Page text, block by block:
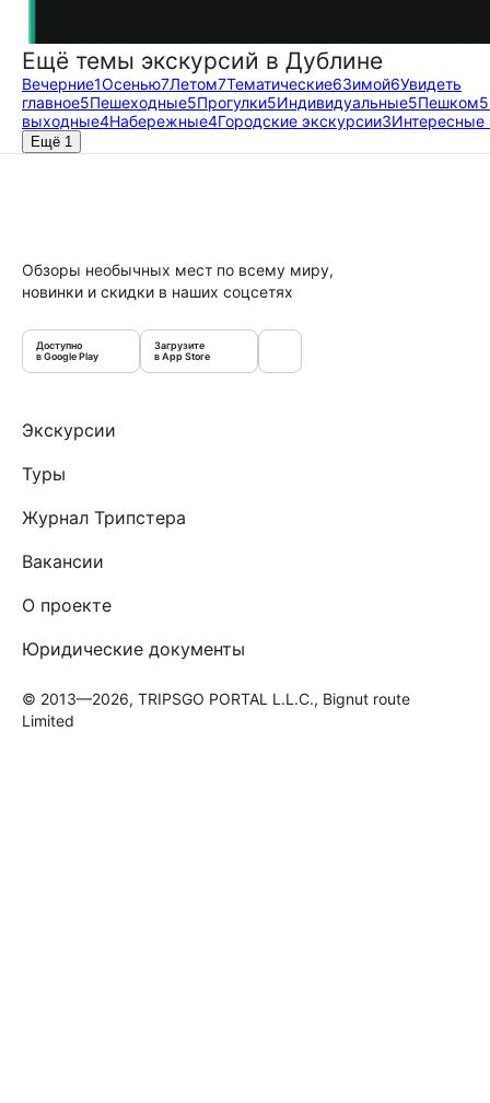
Ещё темы экскурсий в Дублине
Вечерние1Осенью7Летом7Тематические6Зимой6Увидеть
главное5Пешеходные5Прогулки5Индивидуальные5Пешком5
выходные4Набережные4Городские экскурсии3Интересные
Ещё 1
Обзоры необычных мест по всему миру,
новинки и скидки в наших соцсетях
Доступно
в Google Play
Загрузите
в App Store
Экскурсии
Туры
Журнал Трипстера
Вакансии
О проекте
Юридические документы
© 2013—2026, TRIPSGO PORTAL L.L.C., Bignut route
Limited